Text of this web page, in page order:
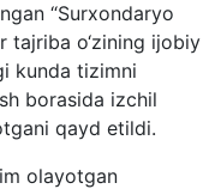
“Surxondaryo
tajriba o‘zining ijobiy
kunda tizimni
borasida izchil
qayd etildi.
olayotgan